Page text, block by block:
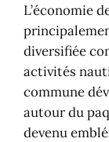
L’économie
diversifiée
activités
commune
autour du
devenu